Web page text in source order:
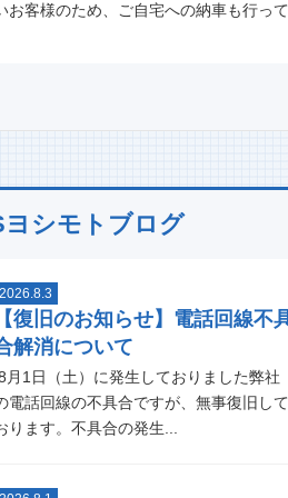
お客様のため、ご自宅への納車も行っ
ヨシモトブログ
2026.8.3
【復旧のお知らせ】電話回線不
解消について
月1日（土）に発生しておりました弊社
電話回線の不具合ですが、無事復旧して
ります。不具合の発生...